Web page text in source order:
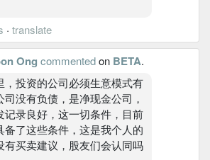
· translate
Ong commentedon BETA.
，投资的公司必须生意模式有
司没有负债，是净现金公司，
记录良好，这一切条件，目前
备了这些条件，这是我个人的
有买卖建议，股友们会认同吗